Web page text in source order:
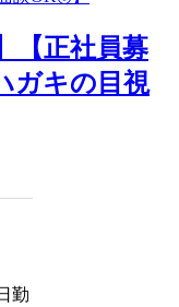
【正社員募
ガキの目視
勤